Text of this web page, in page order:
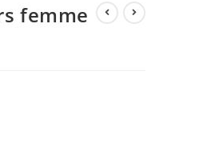
femme